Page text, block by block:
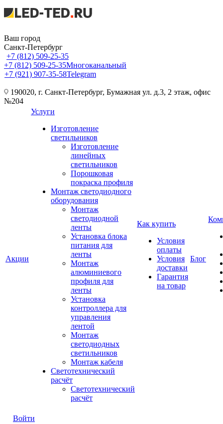
Ваш город
Санкт-Петербург
+7 (812) 509-25-35
+7 (812) 509-25-35Многоканальный
+7 (921) 907-35-58Telegram
190020, г. Санкт-Петербург, Бумажная ул. д.3, 2 этаж, офис
№204
Акции
Услуги
Изготовление
светильников
Изготовление
линейных
светильников
Порошковая
покраска профиля
Монтаж светодиодного
оборудования
Монтаж
светодиодной
ленты
Установка блока
питания для
ленты
Монтаж
алюминиевого
профиля для
ленты
Установка
контроллера для
управления
лентой
Монтаж
светодиодных
светильников
Монтаж кабеля
Светотехнический
расчёт
Светотехнический
расчёт
Как купить
Условия
оплаты
Условия
доставки
Гарантия
на товар
Блог
Войти